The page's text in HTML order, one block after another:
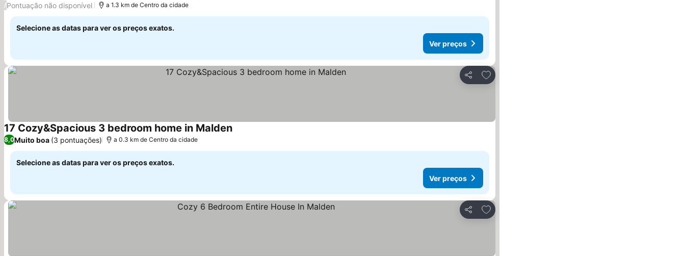
/Pontuação não disponível a 1.3 km de Centro da cidade
Selecione as datas para ver os preços exatos.
Ver preços
Partilhar
Adicionar aos favoritos
17 Cozy&Spacious 3 bedroom home in MaldenVer preços
8,0Muito boa (3 pontuações) a 0.3 km de Centro da cidade
Selecione as datas para ver os preços exatos.
Ver preços
Partilhar
Adicionar aos favoritos